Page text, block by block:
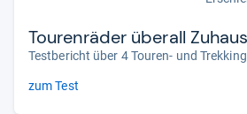
Tourenräder überall
Testbericht über 4 Touren- und
zum Test